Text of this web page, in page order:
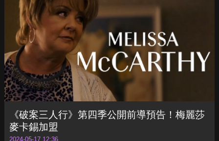
《沙丘：預言》發布前導預告！揭開「姐妹
會」起源
2024-05-17 12:52